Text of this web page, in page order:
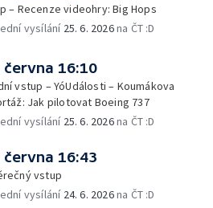
– Recenze videohry: Big Hops
vysílání 25. 6. 2026na ČT :D
června 16:10
vstup – YóUdálosti – Koumákova
Jak pilotovat Boeing 737
vysílání 25. 6. 2026na ČT :D
června 16:43
vstup
vysílání 24. 6. 2026na ČT :D